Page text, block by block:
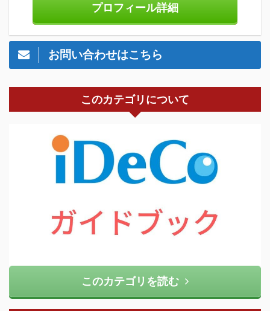
プロフィール詳細
お問い合わせはこちら
このカテゴリについて
このカテゴリを読む